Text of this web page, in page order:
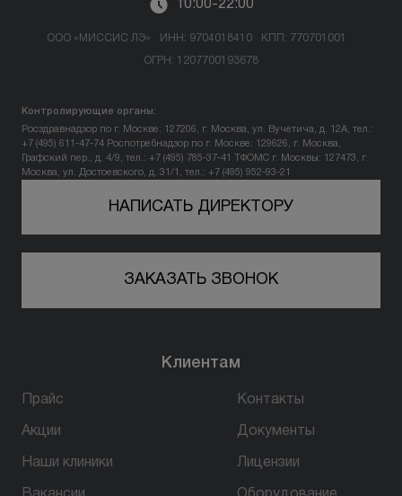
10:00-22:00
ООО «МИССИС ЛЭ» ИНН: 9704018410 КПП: 770701001
ОГРН: 1207700193678
Контролирующие органы:
Росздравнадзор по г. Москве: 127206, г. Москва, ул. Вучетича, д. 12А, тел.:
+7 (495) 611-47-74 Роспотребнадзор по г. Москве: 129626, г. Москва,
Графский пер., д. 4/9, тел.: +7 (495) 785-37-41
ТФОМС г. Москвы: 127473, г.
Москва, ул. Достоевского, д. 31/1, тел.: +7 (495) 952-93-21
НАПИСАТЬ ДИРЕКТОРУ
ЗАКАЗАТЬ ЗВОНОК
Клиентам
Прайс
Акции
Наши клиники
Контакты
Документы
Лицензии